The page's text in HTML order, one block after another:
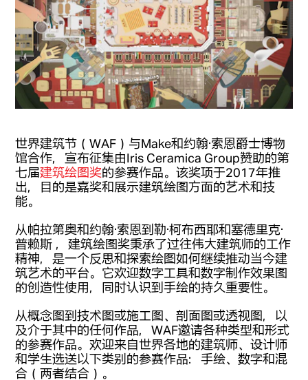
世界建筑节（WAF）与Make和约翰·索恩爵士博物
馆合作，宣布征集由Iris Ceramica Group赞助的第
七届建筑绘图奖的参赛作品。该奖项于2017年推
出，目的是嘉奖和展示建筑绘图方面的艺术和技
能。
从帕拉第奥和约翰·索恩到勒·柯布西耶和塞德里克·
普赖斯 ，建筑绘图奖秉承了过往伟大建筑师的工作
精神，是一个反思和探索绘图如何继续推动当今建
筑艺术的平台。它欢迎数字工具和数字制作效果图
的创造性使用，同时认识到手绘的持久重要性。
从概念图到技术图或施工图、剖面图或透视图，以
及介于其中的任何作品，WAF邀请各种类型和形式
的参赛作品。欢迎来自世界各地的建筑师、设计师
和学生选送以下类别的参赛作品：手绘、数字和混
合（两者结合）。